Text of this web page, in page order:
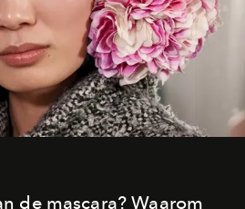
de mascara? Waarom